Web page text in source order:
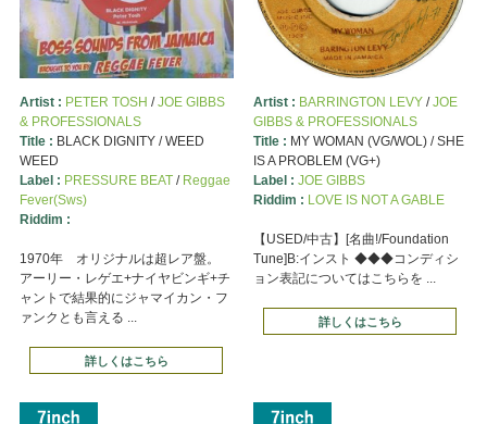
Artist : PETER TOSH /JOE GIBBS
& PROFESSIONALS
Title : BLACK DIGNITY / WEED
WEED
Label : PRESSURE BEAT/ Reggae
Fever(Sws)
Riddim :
1970年 オリジナルは超レア盤。
アーリー・レゲエ+ナイヤビンギ+チ
ャントで結果的にジャマイカン・フ
ァンクとも言える ...
詳しくはこちら
Artist : BARRINGTON LEVY/JOE
GIBBS & PROFESSIONALS
Title : MY WOMAN (VG/WOL) / SHE
IS A PROBLEM (VG+)
Label : JOE GIBBS
Riddim : LOVE IS NOT A GABLE
【USED/中古】[名曲!/Foundation
Tune]B:インスト ◆◆◆コンディシ
ョン表記についてはこちらを ...
詳しくはこちら